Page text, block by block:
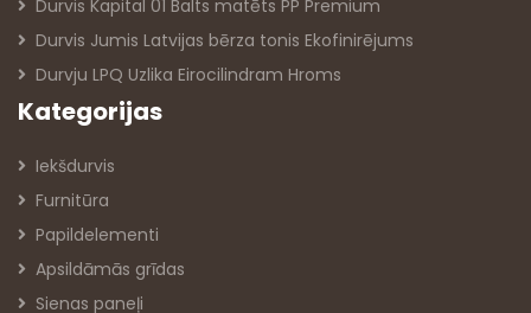
Durvis Kapital 01 Balts matēts PP Premium
Durvis Jumis Latvijas bērza tonis Ekofinirējums
Durvju LPQ Uzlika Eirocilindram Hroms
Kategorijas
Iekšdurvis
Furnitūra
Papildelementi
Apsildāmās grīdas
Sienas paneļi